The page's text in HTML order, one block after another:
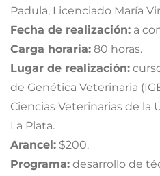
Padula, Licenciado María
Fecha de realización: a
Carga horaria: 80 horas.
Lugar de realización:
de Genética Veterinaria
Ciencias Veterinarias de la
La Plata.
Arancel: $200.
Programa: desarrollo de